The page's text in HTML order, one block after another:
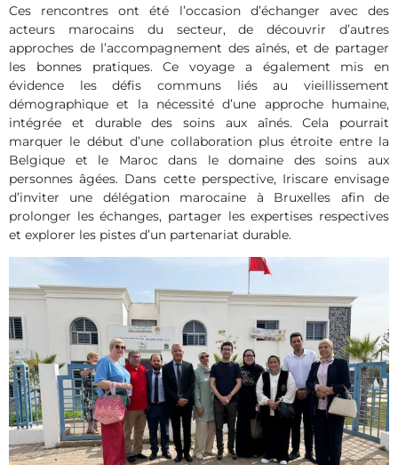
Ces rencontres ont été l’occasion d’échanger avec des
acteurs marocains du secteur, de découvrir d’autres
approches de l’accompagnement des aînés, et de partager
les bonnes pratiques. Ce voyage a également mis en
évidence les défis communs liés au vieillissement
démographique et la nécessité d’une approche humaine,
intégrée et durable des soins aux aînés. Cela pourrait
marquer le début d’une collaboration plus étroite entre la
Belgique et le Maroc dans le domaine des soins aux
personnes âgées. Dans cette perspective, Iriscare envisage
d’inviter une délégation marocaine à Bruxelles afin de
prolonger les échanges, partager les expertises respectives
et explorer les pistes d’un partenariat durable.